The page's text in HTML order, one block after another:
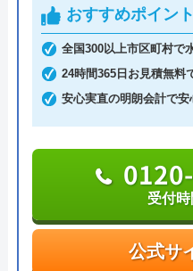
相談の受付は24時間体
相談から出張・見積も
ん。
さらに最短15分での駆
創業21年の中で累計
っており、豊富な経験
なサービスを提供して
おすすめポイント
全国300以上市区町村で
24時間365日お見積無料
安心実直の明朗会計で安
公式サ
受付